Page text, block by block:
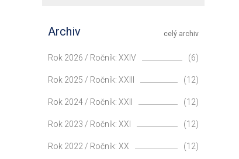
celý archiv
Archiv
Rok 2026 / Ročník: XXIV (6)
Rok 2025 / Ročník: XXIII (12)
Rok 2024 / Ročník: XXII (12)
Rok 2023 / Ročník: XXI (12)
Rok 2022 / Ročník: XX (12)